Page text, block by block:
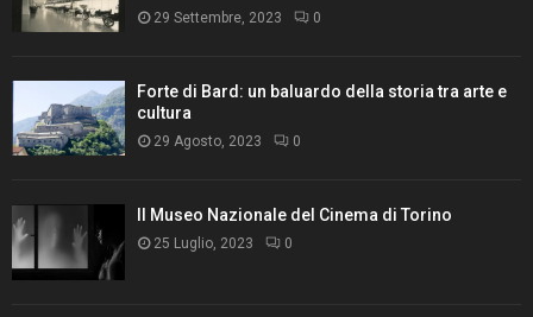
29 Settembre, 2023 0
Forte di Bard: un baluardo della storia tra arte e
cultura
29 Agosto, 2023 0
Il Museo Nazionale del Cinema di Torino
25 Luglio, 2023 0